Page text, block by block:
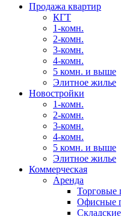
Продажа квартир
КГТ
1-комн.
2-комн.
3-комн.
4-комн.
5 комн. и выше
Элитное жилье
Новостройки
1-комн.
2-комн.
3-комн.
4-комн.
5 комн. и выше
Элитное жилье
Коммерческая
Аренда
Торговые
Офисные